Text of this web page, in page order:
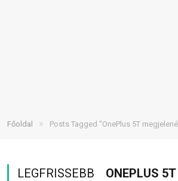
Főoldal » Posts Tagged "OnePlus 5T
LEGFRISSEBB
ONEPLUS